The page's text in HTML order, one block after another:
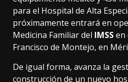
para el Hospital de Alta
próximamente entrará en
Medicina Familiar del IMSSen
Francisco de Montejo, en
De igual forma, avanza la
construcción de un nuevo